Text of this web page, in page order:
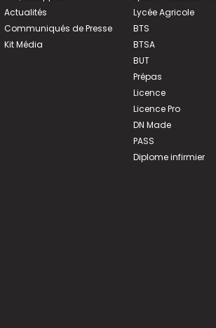
Actualités
Communiqués de Presse
Kit Média
Lycée Agricole
BTS
BTSA
BUT
Prépas
Licence
Licence Pro
DN Made
PASS
Diplome infirmier